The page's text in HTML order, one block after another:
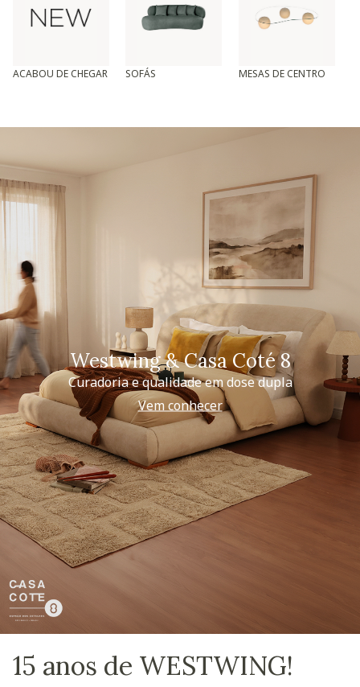
ACABOU DE CHEGAR SOFÁS MESAS DE CENTRO
Westwing & Casa Coté 8
Curadoria e qualidade em dose dupla
Vem conhecer
15 anos de WESTWING!